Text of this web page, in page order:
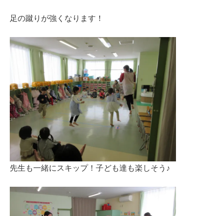
足の蹴りが強くなります！
先生も一緒にスキップ！子ども達も楽しそう♪